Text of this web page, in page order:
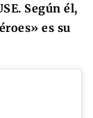
Según él,
es su